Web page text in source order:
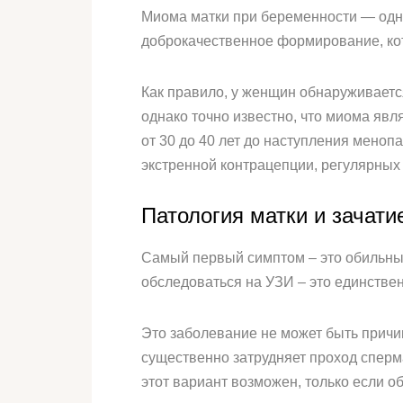
Миома матки при беременности —
доброкачественное формирование,
Как правило, у женщин
однако точно известно, что миома
от 30 до 40 лет до наступления
экстренной контрацепции,
Патология матки и
Самый первый симптом – это
обследоваться на УЗИ – это
Это заболевание не может быть
существенно затрудняет проход
этот вариант возможен, только если